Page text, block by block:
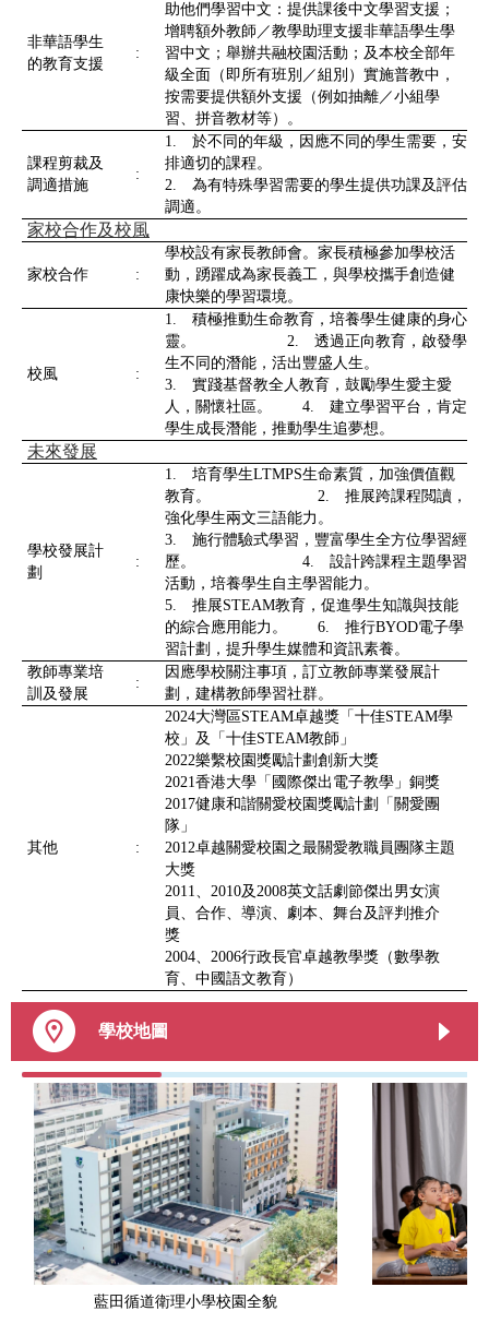
非華語學生
的教育支援
:
助他們學習中文：提供課後中文學習支援；
增聘額外教師／教學助理支援非華語學生學
習中文；舉辦共融校園活動；及本校全部年
級全面（即所有班別／組別）實施普教中，
按需要提供額外支援（例如抽離／小組學
習、拼音教材等）。
課程剪裁及
調適措施
:
1. 於不同的年級，因應不同的學生需要，安
排適切的課程。
2. 為有特殊學習需要的學生提供功課及評估
調適。
家校合作及校風
家校合作 :
學校設有家長教師會。家長積極參加學校活
動，踴躍成為家長義工，與學校攜手創造健
康快樂的學習環境。
校風 :
1. 積極推動生命教育，培養學生健康的身心
靈。 2. 透過正向教育，啟發學
生不同的潛能，活出豐盛人生。
3. 實踐基督教全人教育，鼓勵學生愛主愛
人，關懷社區。 4. 建立學習平台，肯定
學生成長潛能，推動學生追夢想。
未來發展
學校發展計
劃
:
1. 培育學生LTMPS生命素質，加強價值觀
教育。 2. 推展跨課程閲讀，
強化學生兩文三語能力。
3. 施行體驗式學習，豐富學生全方位學習經
歷。 4. 設計跨課程主題學習
活動，培養學生自主學習能力。
5. 推展STEAM教育，促進學生知識與技能
的綜合應用能力。 6. 推行BYOD電子學
習計劃，提升學生媒體和資訊素養。
教師專業培
訓及發展
:
因應學校關注事項，訂立教師專業發展計
劃，建構教師學習社群。
其他 :
2024大灣區STEAM卓越獎「十佳STEAM學
校」及「十佳STEAM教師」
2022樂繫校園獎勵計劃創新大獎
2021香港大學「國際傑出電子教學」銅獎
2017健康和諧關愛校園獎勵計劃「關愛團
隊」
2012卓越關愛校園之最關愛教職員團隊主題
大獎
2011、2010及2008英文話劇節傑出男女演
員、合作、導演、劇本、舞台及評判推介
獎
2004、2006行政長官卓越教學獎（數學教
育、中國語文教育）
學校地圖
藍田循道衛理小學校園全貌